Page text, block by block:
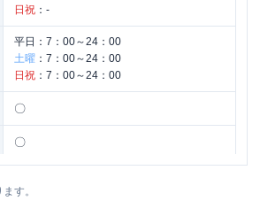
日祝 ： -
平日： 7：00～24：00
土曜 ： 7：00～24：00
日祝 ： 7：00～24：00
〇
〇
す。